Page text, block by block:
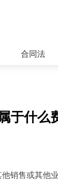
合同法
于什么
销售或其他